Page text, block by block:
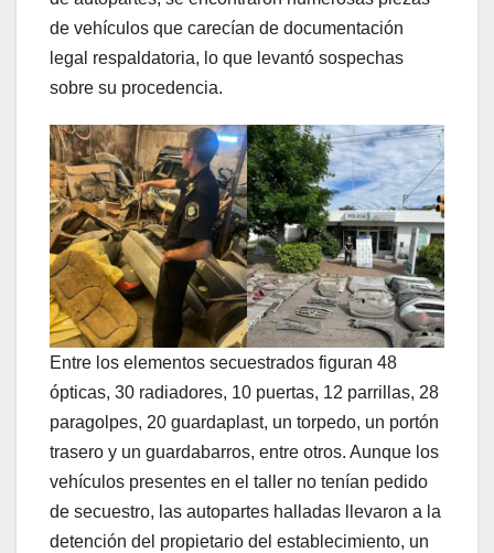
de vehículos que carecían de documentación
legal respaldatoria, lo que levantó sospechas
sobre su procedencia.
Entre los elementos secuestrados figuran 48
ópticas, 30 radiadores, 10 puertas, 12 parrillas, 28
paragolpes, 20 guardaplast, un torpedo, un portón
trasero y un guardabarros, entre otros. Aunque los
vehículos presentes en el taller no tenían pedido
de secuestro, las autopartes halladas llevaron a la
detención del propietario del establecimiento, un